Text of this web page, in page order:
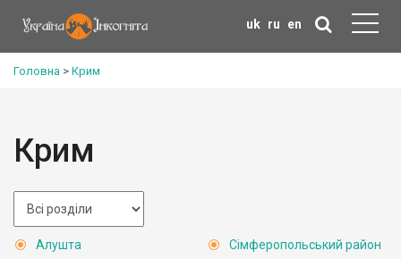
uk ru en
Головна > Крим
Крим
Алушта
Сімферопольський район